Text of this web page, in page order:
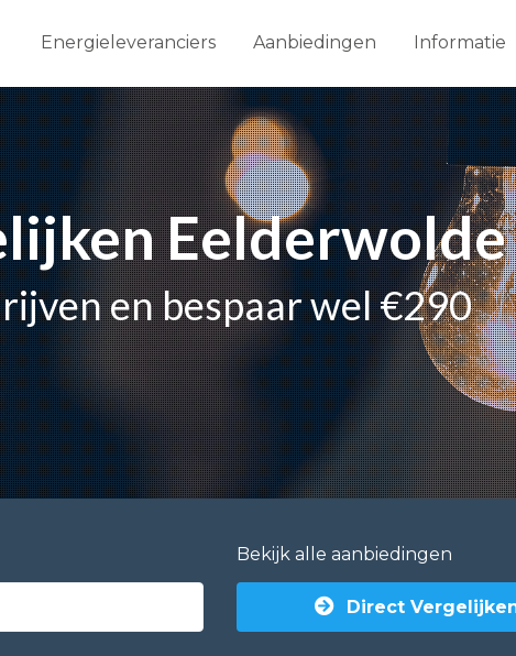
Energieleveranciers Aanbiedingen Informatie
Eelderwolde
en bespaar wel €290
Bekijk alle aanbiedingen
Direct